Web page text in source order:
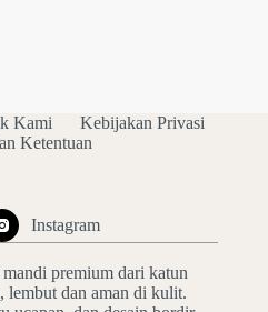
Kami
Kebijakan Privasi
Ketentuan
Instagram
premium dari katun
lembut dan aman di kulit.